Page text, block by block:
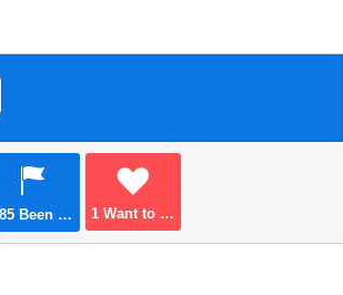
Been there 1 Want to go